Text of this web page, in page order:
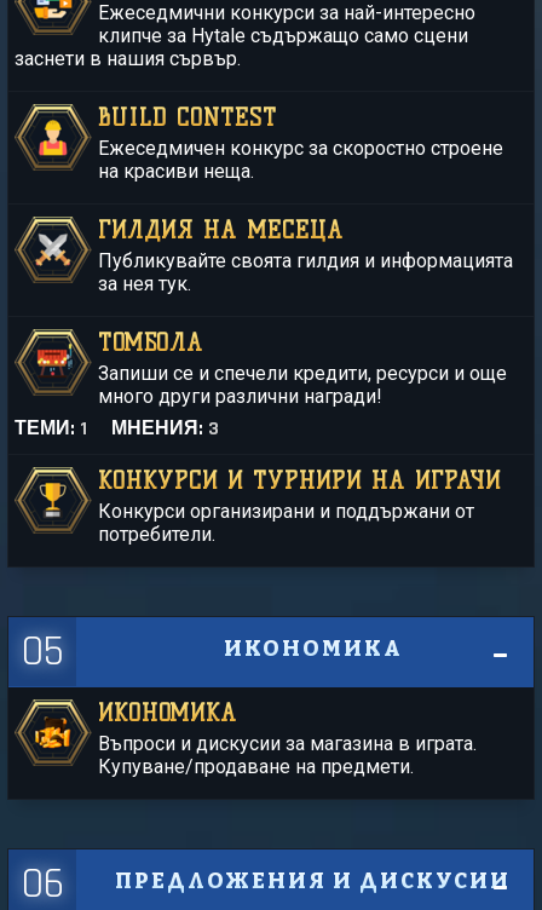
Ежеседмични конкурси за най-интересно
клипче за Hytale съдържащо само сцени
заснети в нашия сървър.
BUILD CONTEST
Ежеседмичен конкурс за скоростно строене
на красиви неща.
ГИЛДИЯ НА МЕСЕЦА
Публикувайте своята гилдия и информацията
за нея тук.
ТОМБОЛА
Запиши се и спечели кредити, ресурси и още
много други различни награди!
ТЕМИ: 1 МНЕНИЯ: 3
КОНКУРСИ И ТУРНИРИ НА ИГРАЧИ
Конкурси организирани и поддържани от
потребители.
05 ИКОНОМИКА
ИКОНОМИКА
Въпроси и дискусии за магазина в играта.
Купуване/продаване на предмети.
06 ПРЕДЛОЖЕНИЯ И ДИСКУСИИ